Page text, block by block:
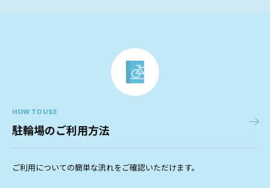
HOW TO USE
駐輪場のご利用方法
ご利用についての簡単な流れをご確認いただけます。